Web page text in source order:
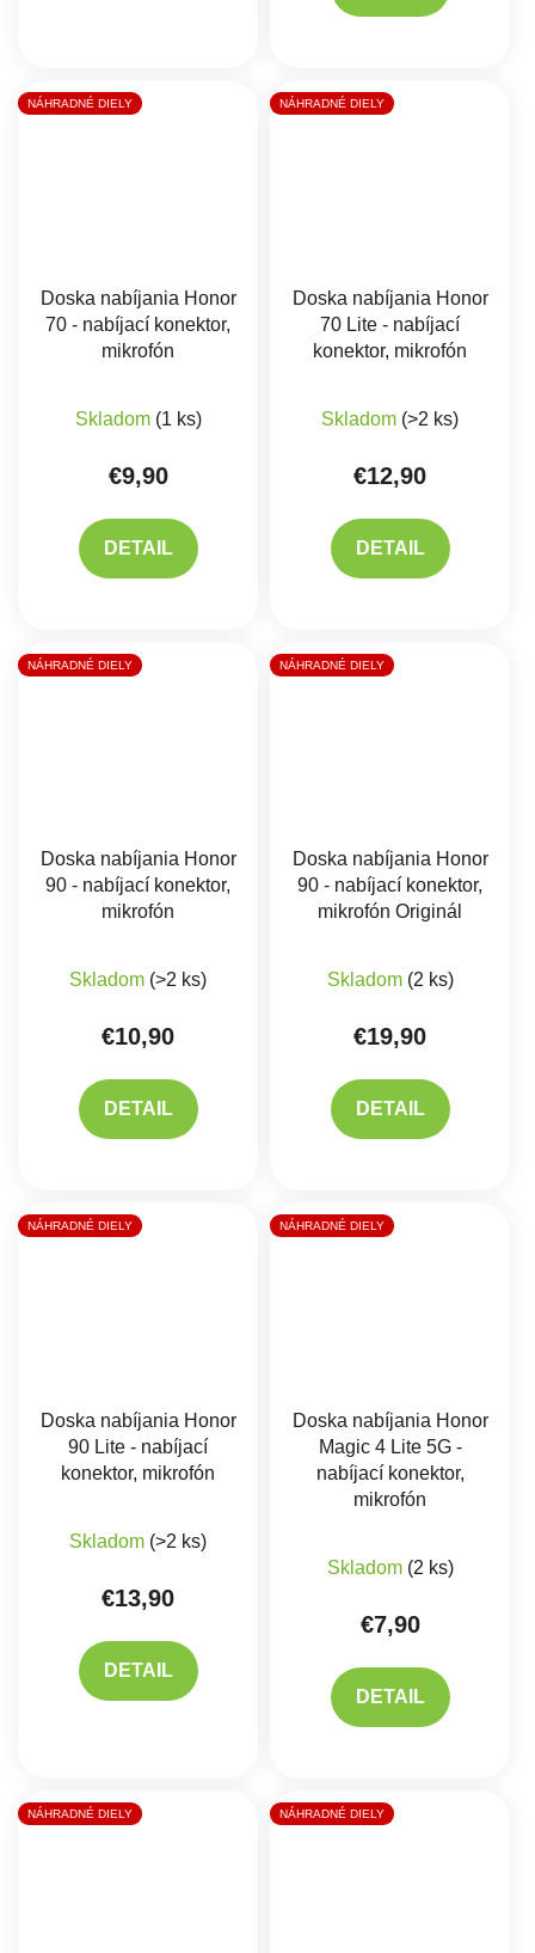
NÁHRADNÉ DIELY
Doska nabíjania Honor
70 - nabíjací konektor,
mikrofón
Skladom (1 ks)
€9,90
DETAIL
NÁHRADNÉ DIELY
Doska nabíjania Honor
70 Lite - nabíjací
konektor, mikrofón
Skladom (>2 ks)
€12,90
DETAIL
NÁHRADNÉ DIELY
Doska nabíjania Honor
90 - nabíjací konektor,
mikrofón
Skladom (>2 ks)
€10,90
DETAIL
NÁHRADNÉ DIELY
Doska nabíjania Honor
90 - nabíjací konektor,
mikrofón Originál
Skladom (2 ks)
€19,90
DETAIL
NÁHRADNÉ DIELY
Doska nabíjania Honor
90 Lite - nabíjací
konektor, mikrofón
Skladom (>2 ks)
€13,90
DETAIL
NÁHRADNÉ DIELY
Doska nabíjania Honor
Magic 4 Lite 5G -
nabíjací konektor,
mikrofón
Skladom (2 ks)
€7,90
DETAIL
NÁHRADNÉ DIELY NÁHRADNÉ DIELY